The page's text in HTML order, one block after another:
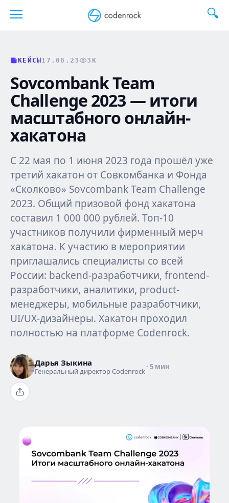
КЕЙСЫ17.08.23 3K
Sovcombank Team
Challenge 2023 — итоги
масштабного онлайн-
хакатона
С 22 мая по 1 июня 2023 года прошёл уже
третий хакатон от Совкомбанка и Фонда
«Сколково» Sovcombank Team Challenge
2023. Общий призовой фонд хакатона
составил 1 000 000 рублей. Топ-10
участников получили фирменный мерч
хакатона. К участию в мероприятии
приглашались специалисты со всей
России: backend-разработчики, frontend-
разработчики, аналитики, product-
менеджеры, мобильные разработчики,
UI/UX-дизайнеры. Хакатон проходил
полностью на платформе Codenrock.
Дарья Зыкина
Генеральный директор Codenrock· 5 мин